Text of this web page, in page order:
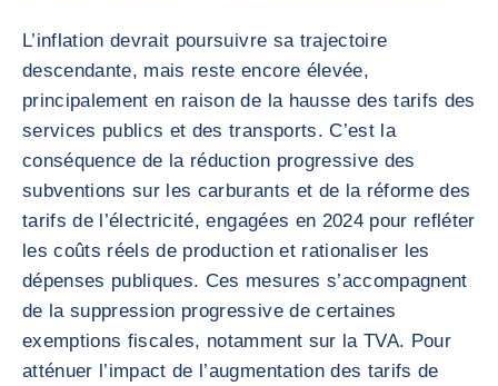
L’inflation devrait poursuivre sa trajectoire
descendante, mais reste encore élevée,
principalement en raison de la hausse des tarifs des
services publics et des transports. C’est la
conséquence de la réduction progressive des
subventions sur les carburants et de la réforme des
tarifs de l’électricité, engagées en 2024 pour refléter
les coûts réels de production et rationaliser les
dépenses publiques. Ces mesures s’accompagnent
de la suppression progressive de certaines
exemptions fiscales, notamment sur la TVA. Pour
atténuer l’impact de l’augmentation des tarifs de